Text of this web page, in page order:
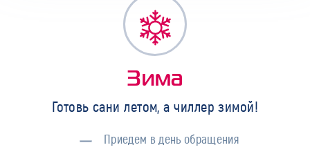
Зима
Готовь сани летом, а чиллер зимой!
Приедем в день обращения